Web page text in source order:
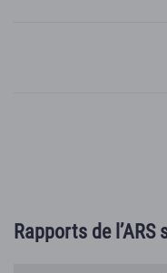
Rapports de l’ARS